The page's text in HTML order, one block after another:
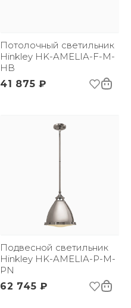
Потолочный светильник
Hinkley HK-AMELIA-F-M-
HB
41 875 ₽
Подвесной светильник
Hinkley HK-AMELIA-P-M-
PN
62 745 ₽